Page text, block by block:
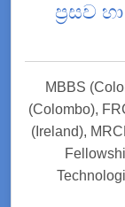
ප්‍රසව
MBBS
(Colombo),
(Ireland),